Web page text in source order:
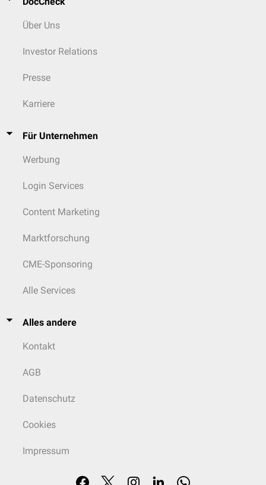
Über Uns
Investor Relations
Presse
Karriere
Für Unternehmen
Werbung
Login Services
Content Marketing
Marktforschung
CME-Sponsoring
Alle Services
Alles andere
Kontakt
AGB
Datenschutz
Cookies
Impressum